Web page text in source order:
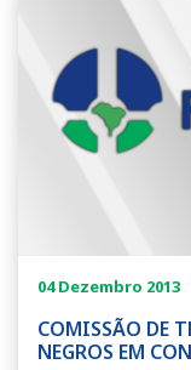
COMISSÃO DE
NEGROS EM
04 Dezembro 2013